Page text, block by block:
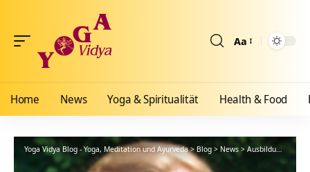
Aa
Home News Yoga & Spiritualität Health & Food
Yoga Vidya Blog - Yoga, Meditation und Ayurveda> Blog > News > Ausbildungen >